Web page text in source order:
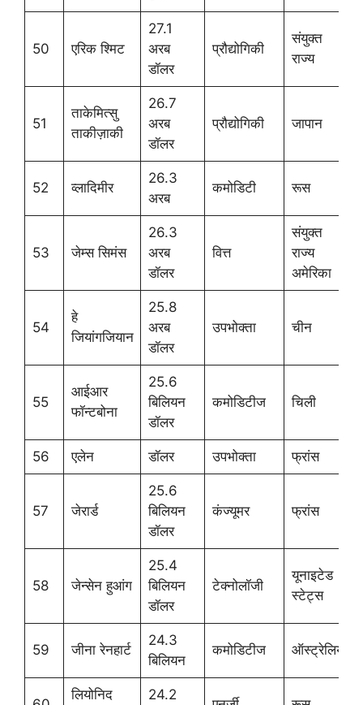
50 एरिक श्मिट
27.1
अरब
डॉलर
प्रौद्योगिकी
संयुक्त
राज्य
51
ताकेमित्सु
ताकीज़ाकी
26.7
अरब
डॉलर
प्रौद्योगिकी जापान
52 व्लादिमीर
26.3
अरब
कमोडिटी रूस
53 जेम्स सिमंस
26.3
अरब
डॉलर
वित्त
संयुक्त
राज्य
अमेरिका
54
हे
जियांगजियान
25.8
अरब
डॉलर
उपभोक्ता चीन
55
आईआर
फॉन्टबोना
25.6
बिलियन
डॉलर
कमोडिटीज चिली
56 एलेन डॉलर उपभोक्ता फ्रांस
57 जेरार्ड
25.6
बिलियन
डॉलर
कंज्यूमर फ्रांस
58 जेन्सेन हुआंग
25.4
बिलियन
डॉलर
टेक्नोलॉजी
यूनाइटेड
स्टेट्स
59 जीना रेनहार्ट
24.3
बिलियन
कमोडिटीज ऑस्ट्रेलिया
लियोनिद 24.2